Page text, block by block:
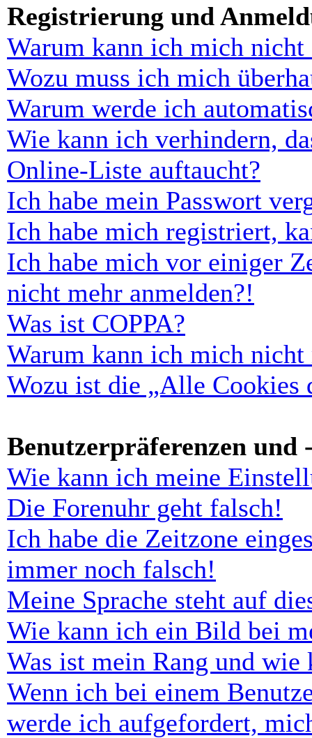
Registrierung und
Warum kann ich mich nicht
Wozu muss ich mich
Warum werde ich
Wie kann ich verhindern,
Online-Liste auftaucht?
Ich habe mein Passwort
Ich habe mich registriert,
Ich habe mich vor einiger
nicht mehr anmelden?!
Was ist COPPA?
Warum kann ich mich nicht
Wozu ist die „Alle Cookies
Benutzerpräferenzen und
Wie kann ich meine
Die Forenuhr geht falsch!
Ich habe die Zeitzone
immer noch falsch!
Meine Sprache steht auf
Wie kann ich ein Bild bei
Was ist mein Rang und wie
Wenn ich bei einem
werde ich aufgefordert,